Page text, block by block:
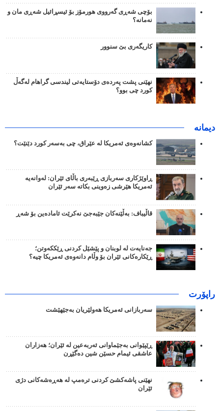
بۆچی شەڕی گەرووی هورمۆز بۆ ئیسڕائیل شەڕی مان و
نەمانە؟
کاریگەری بێ سنوور
نهێنی پشت پەردەی دۆستایەتی لیندسی گراهام لەگەڵ
کورد چی بوو؟
دیمانە
کشانەوەی ئەمریکا لە عێراق، چی بەسەر کورد دێنێت؟
ڕاوێژکاری سەربازی ڕێبەری باڵای ئێران: لەوانەیە
ئەمریکا هێرشی زەوینی بکاتە سەر ئێران
قاڵیباف: بەڵێنەکان جێبەجێ نەکرێت ئامادەین بۆ شەڕ
جەنایەت لە لوبنان و پێشێل کردنی ڕێککەوتن؛
ڕێکارەکانی ئێران بۆ وڵام دانەوەی ئەمریکا چیە؟
راپۆرت
سەربازانی ئەمریکا هەولێریان بەجێهێشت
ڕێپێوانی بەجێماوانی ئەربەعین لە ئێران؛ هەزاران
عاشقی ئیمام حسێن شین دەگێڕن
نهێنی پاشەکشێ کردنی ترەمپ لە هەڕەشەکانی دژی
ئێران